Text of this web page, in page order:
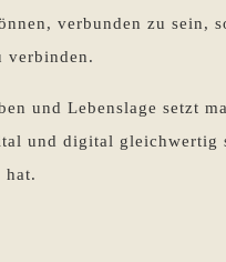
verbunden zu sein,
verbinden.
und Lebenslage setzt
und digital gleichwertig
hat.